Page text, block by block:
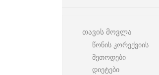
თავის მოვლა
წონის კორექვიის
მეთოდები
დიეტები